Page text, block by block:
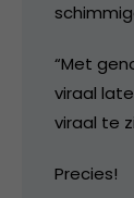
“Met
viraal
viraal te
Precies!